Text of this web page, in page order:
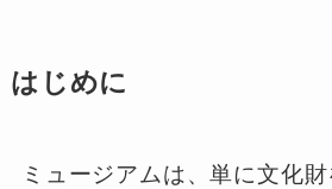
はじめに
ミュージアムは、単に文化